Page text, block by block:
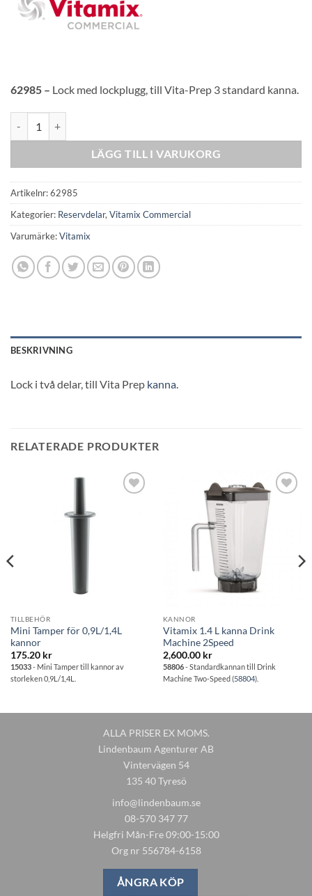
62985 – Lock med lockplugg, till Vita-Prep 3 standard kanna.
LÄGG TILL I VARUKORG
Artikelnr:62985
Kategorier: Reservdelar,Vitamix Commercial
Varumärke:Vitamix
BESKRIVNING
Lock i två delar, till Vita Prep kanna.
RELATERADE PRODUKTER
TILLBEHÖR
Mini Tamper för 0,9L/1,4L
kannor
175.20 kr
15033- Mini Tamper till kannor av
storleken 0,9L/1,4L.
Lägg till i
KANNOR
Vitamix 1.4 L kanna Drink
Machine 2Speed
2,600.00 kr
58806- Standardkannan till Drink
Machine Two-Speed (58804).
ALLA PRISER EX MOMS.
Lindenbaum Agenturer AB
Vintervägen 54
135 40 Tyresö
info@lindenbaum.se
08-570 347 77
Helgfri Mån-Fre 09:00-15:00
Org nr 556784-6158
ÅNGRA KÖP